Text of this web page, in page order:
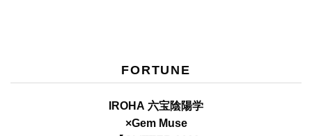
FORTUNE
IROHA 六宝陰陽学
×Gem Muse